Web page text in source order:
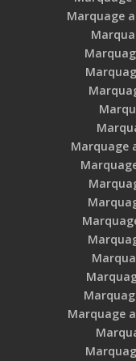
Marquage
Marquage
Marquage